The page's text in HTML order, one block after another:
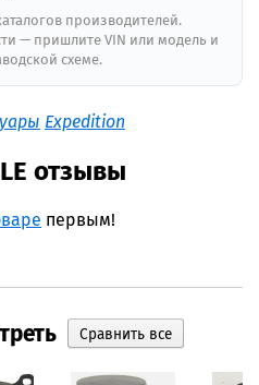
производителей.
— пришлите VIN или модель и
схеме.
Expedition
отзывы
первым!